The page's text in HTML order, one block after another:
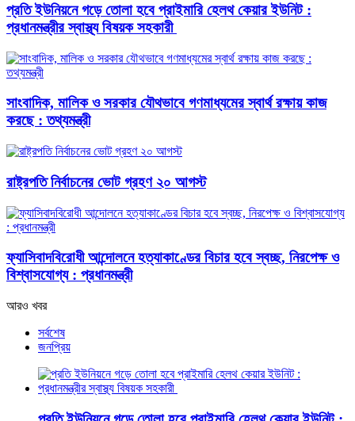
প্রতি ইউনিয়নে গড়ে তোলা হবে প্রাইমারি হেলথ কেয়ার ইউনিট :
প্রধানমন্ত্রীর স্বাস্থ্য বিষয়ক সহকারী
সাংবাদিক, মালিক ও সরকার যৌথভাবে গণমাধ্যমের স্বার্থ রক্ষায় কাজ
করছে : তথ্যমন্ত্রী
রাষ্ট্রপতি নির্বাচনের ভোট গ্রহণ ২০ আগস্ট
ফ্যাসিবাদবিরোধী আন্দোলনে হত্যাকাণ্ডের বিচার হবে স্বচ্ছ, নিরপেক্ষ ও
বিশ্বাসযোগ্য : প্রধানমন্ত্রী
আরও খবর
সর্বশেষ
জনপ্রিয়